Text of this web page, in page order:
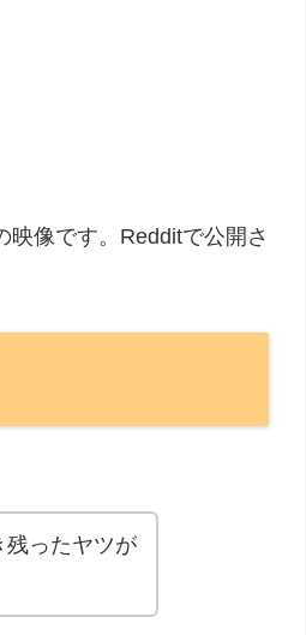
像です。Redditで公開さ
残ったヤツが